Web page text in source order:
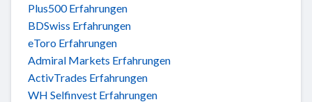
Plus500 Erfahrungen
BDSwiss Erfahrungen
eToro Erfahrungen
Admiral Markets Erfahrungen
ActivTrades Erfahrungen
WH Selfinvest Erfahrungen